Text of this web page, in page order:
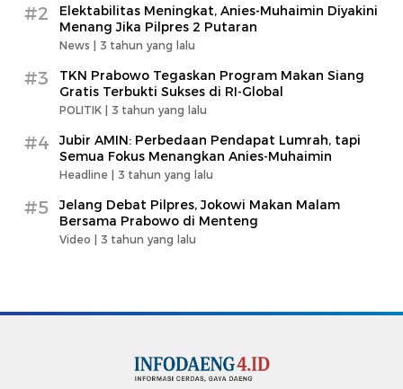
#2
Elektabilitas Meningkat, Anies-Muhaimin Diyakini
Menang Jika Pilpres 2 Putaran
News | 3 tahun yang lalu
#3
TKN Prabowo Tegaskan Program Makan Siang
Gratis Terbukti Sukses di RI-Global
POLITIK | 3 tahun yang lalu
#4
Jubir AMIN: Perbedaan Pendapat Lumrah, tapi
Semua Fokus Menangkan Anies-Muhaimin
Headline | 3 tahun yang lalu
#5
Jelang Debat Pilpres, Jokowi Makan Malam
Bersama Prabowo di Menteng
Video | 3 tahun yang lalu